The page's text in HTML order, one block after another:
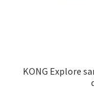
KONG Explore